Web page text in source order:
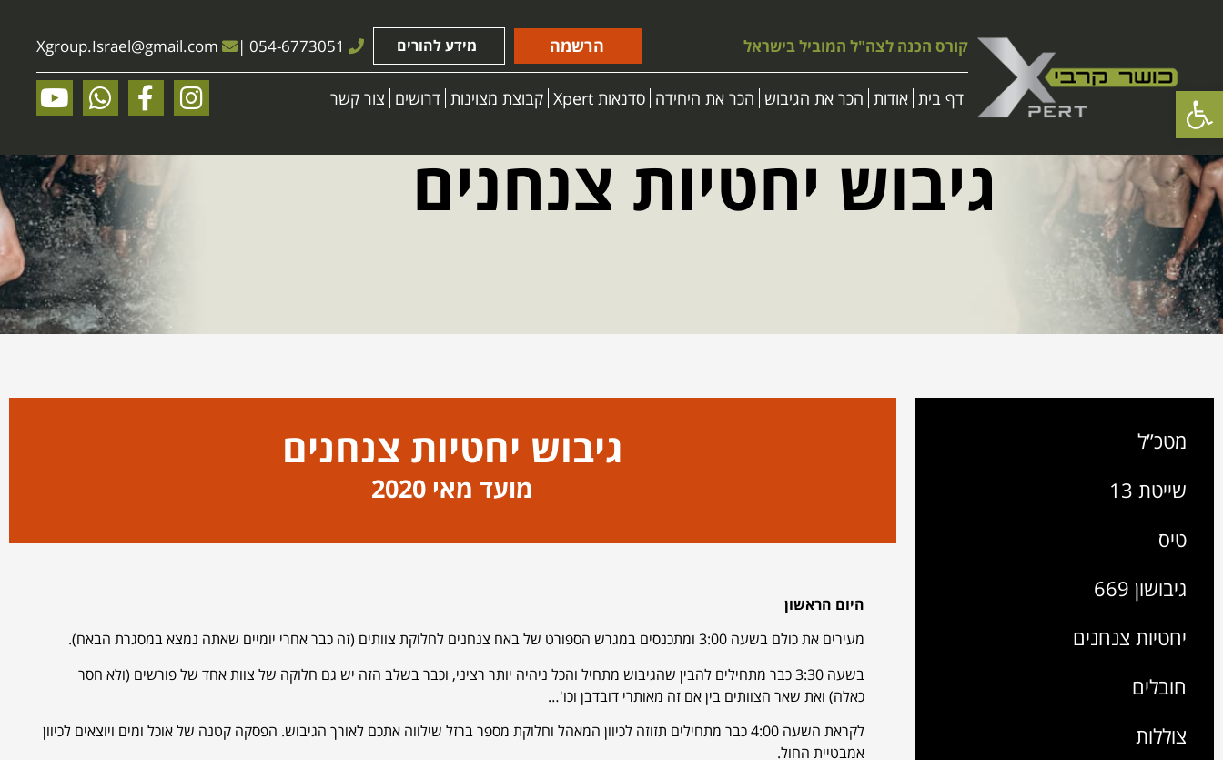
פתח סרגל נגישות
קורס הכנה לצה"ל המוביל בישראל הרשמה מידע להורים Xgroup.Israel@gmail.com |054-6773051
דף בית אודות הכר את הגיבוש הכר את היחידה סדנאות Xpert קבוצת מצוינות דרושים צור קשר
גיבוש יחטיות צנחנים
מטכ”ל
שייטת 13
טיס
גיבושון 669
יחטיות צנחנים
חובלים
צוללות
גיבוש יחטיות צנחנים
מועד מאי 2020
היום הראשון
מעירים את כולם בשעה 3:00 ומתכנסים במגרש הספורט של באח צנחנים לחלוקת צוותים (זה כבר אחרי יומיים שאתה נמצא במסגרת הבאח).
בשעה 3:30 כבר מתחילים להבין שהגיבוש מתחיל והכל ניהיה יותר רציני, וכבר בשלב הזה יש גם חלוקה של צוות אחד של פורשים (ולא חסר
כאלה) ואת שאר הצוותים בין אם זה מאותרי דובדבן וכו'…
לקראת השעה 4:00 כבר מתחילים תזוזה לכיוון המאהל וחלוקת מספר ברזל שילווה אתכם לאורך הגיבוש. הפסקה קטנה של אוכל ומים ויוצאים לכיוון
אמבטיית החול.